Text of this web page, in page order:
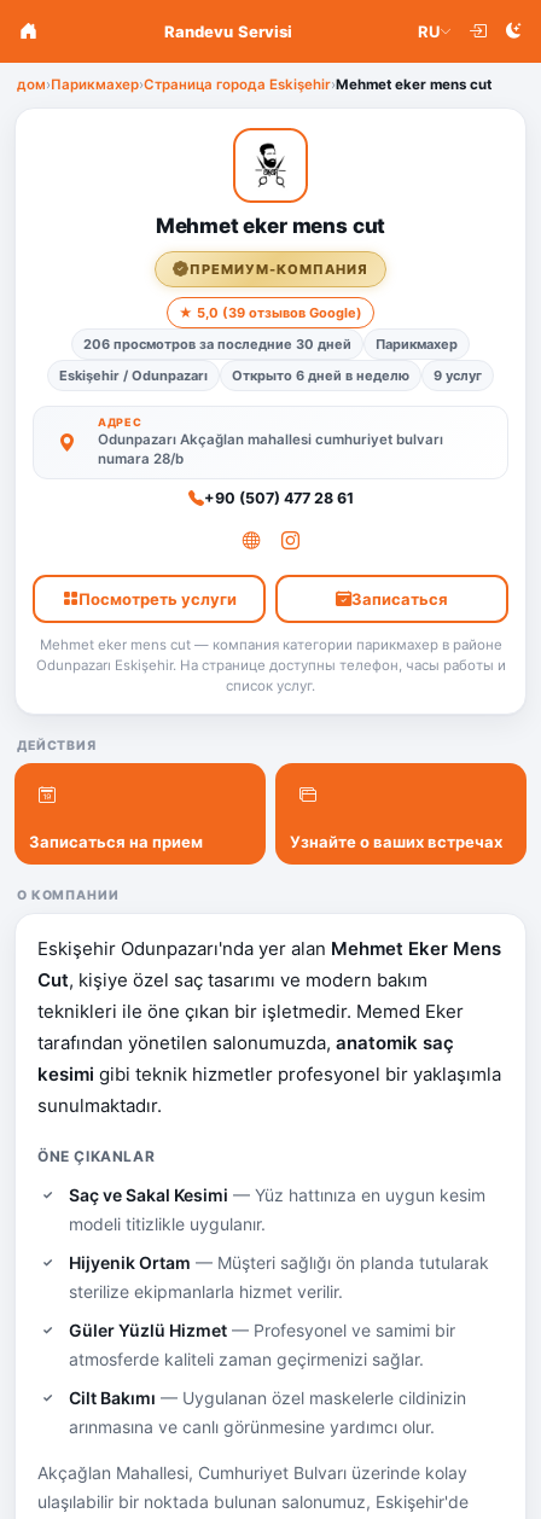
Randevu Servisi RU
дом›Парикмахер›Страница города Eskişehir›Mehmet eker mens cut
Mehmet eker mens cut
ПРЕМИУМ-КОМПАНИЯ
★ 5,0 (39 отзывов Google)
206 просмотров за последние 30 дней
Парикмахер
Eskişehir / Odunpazarı
Открыто 6 дней в неделю 9 услуг
АДРЕС
Odunpazarı Akçağlan mahallesi cumhuriyet bulvarı
numara 28/b
+90 (507) 477 28 61
Посмотреть услуги Записаться
Mehmet eker mens cut — компания категории парикмахер в районе
Odunpazarı Eskişehir. На странице доступны телефон, часы работы и
список услуг.
ДЕЙСТВИЯ
Записаться на прием Узнайте о ваших встречах
О КОМПАНИИ
Eskişehir Odunpazarı'nda yer alan Mehmet Eker Mens
Cut, kişiye özel saç tasarımı ve modern bakım
teknikleri ile öne çıkan bir işletmedir. Memed Eker
tarafından yönetilen salonumuzda, anatomik saç
kesimi gibi teknik hizmetler profesyonel bir yaklaşımla
sunulmaktadır.
ÖNE ÇIKANLAR
Saç ve Sakal Kesimi — Yüz hattınıza en uygun kesim
modeli titizlikle uygulanır.
Hijyenik Ortam — Müşteri sağlığı ön planda tutularak
sterilize ekipmanlarla hizmet verilir.
Güler Yüzlü Hizmet — Profesyonel ve samimi bir
atmosferde kaliteli zaman geçirmenizi sağlar.
Cilt Bakımı — Uygulanan özel maskelerle cildinizin
arınmasına ve canlı görünmesine yardımcı olur.
Akçağlan Mahallesi, Cumhuriyet Bulvarı üzerinde kolay
ulaşılabilir bir noktada bulunan salonumuz, Eskişehir'de